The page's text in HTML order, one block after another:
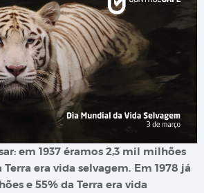
em 1937 éramos 2,3 mil milhões
Terra era vida selvagem. Em 1978 já
e 55% da Terra era vida